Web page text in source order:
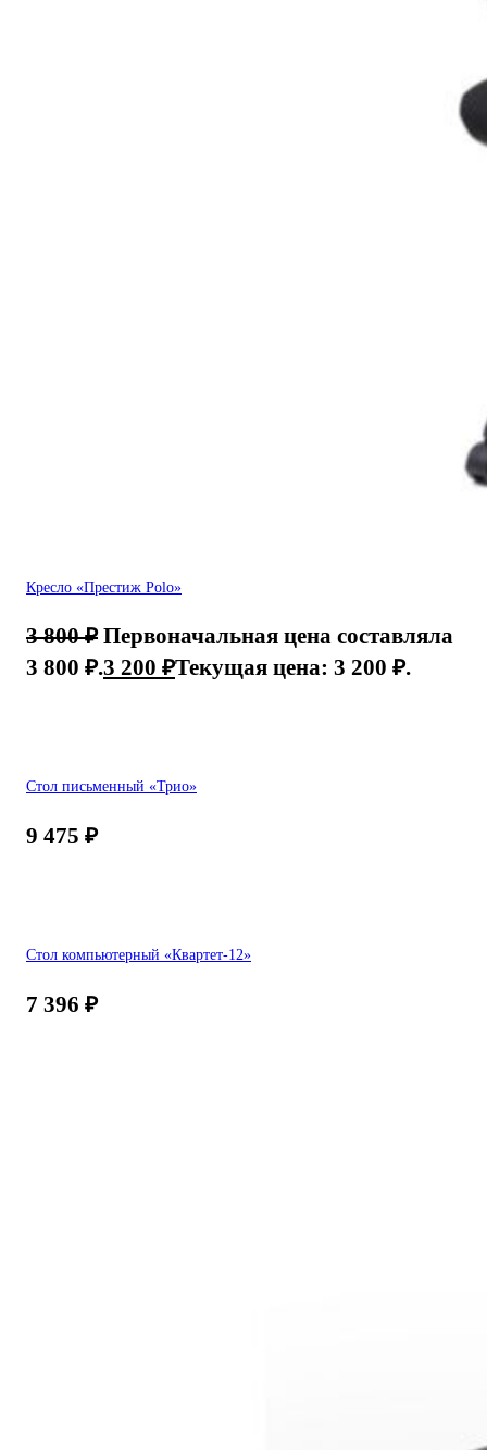
Кресло «Престиж Polo»
3 800₽ Первоначальная цена составляла
3 800 ₽.3 200 ₽Текущая цена: 3 200 ₽.
Стол письменный «Трио»
9 475 ₽
Стол компьютерный «Квартет-12»
7 396 ₽